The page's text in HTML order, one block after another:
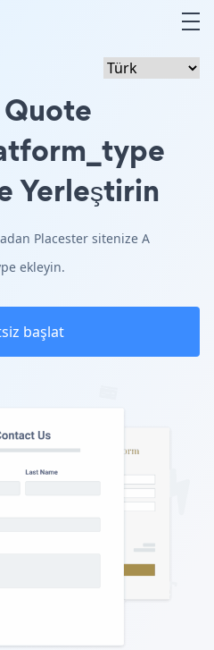
Yerleştirin
Placester sitenize A
ekleyin.
başlat